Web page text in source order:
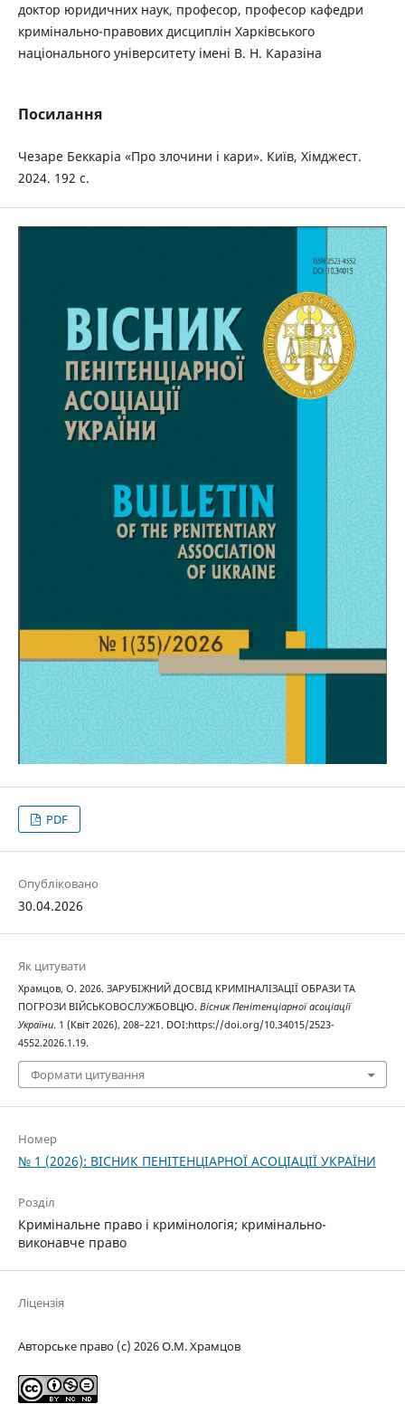
доктор юридичних наук, професор, професор кафедри
кримінально-правових дисциплін Харківського
національного університету імені В. Н. Каразіна
Посилання
Чезаре Беккаріа «Про злочини і кари». Київ, Хімджест.
2024. 192 с.
PDF
Опубліковано
30.04.2026
Як цитувати
Храмцов, О. 2026. ЗАРУБІЖНИЙ ДОСВІД КРИМІНАЛІЗАЦІЇ ОБРАЗИ ТА
ПОГРОЗИ ВІЙСЬКОВОСЛУЖБОВЦЮ. Вісник Пенітенціарної асоціації
України. 1 (Квіт 2026), 208–221. DOI:https://doi.org/10.34015/2523-
4552.2026.1.19.
Формати цитування
Номер
№ 1 (2026): ВІСНИК ПЕНІТЕНЦІАРНОЇ АСОЦІАЦІЇ УКРАЇНИ
Розділ
Кримінальне право і кримінологія; кримінально-
виконавче право
Ліцензія
Авторське право (c) 2026 О.М. Храмцов